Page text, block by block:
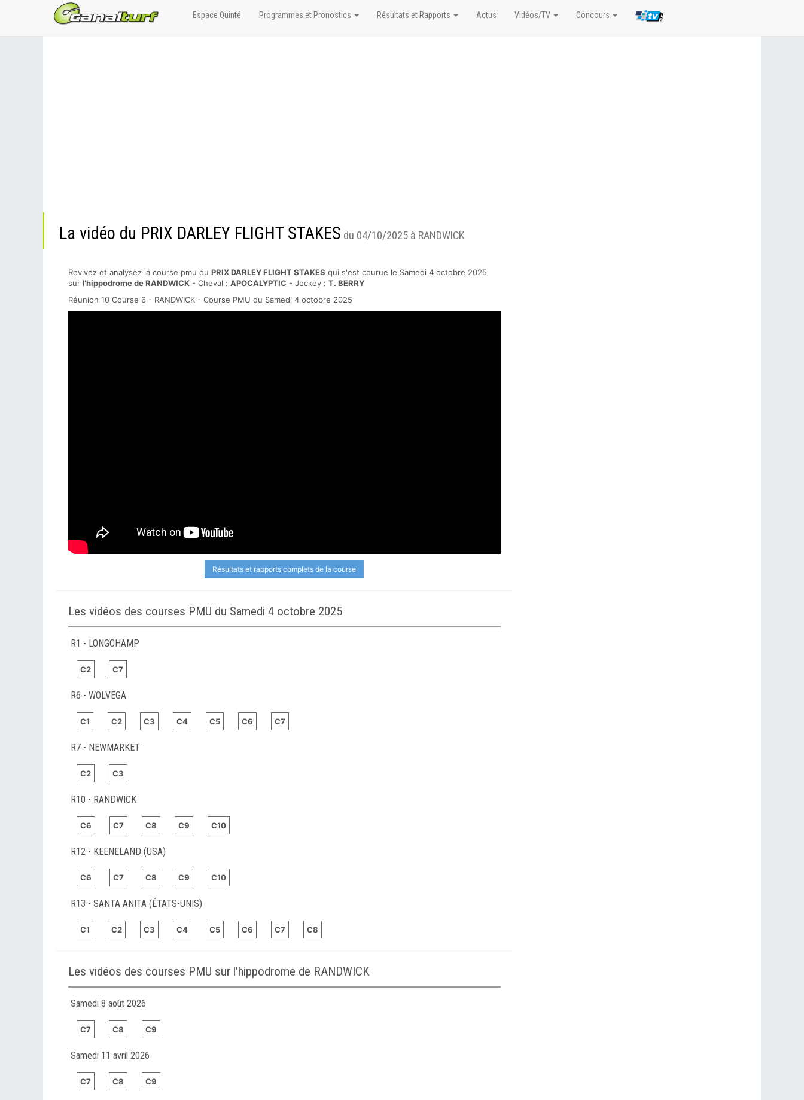
La vidéo du PRIX DARLEY FLIGHT STAKES du 04/10/2025 à RANDWICK
Revivez et analysez la course pmu du PRIX DARLEY FLIGHT STAKES qui s'est courue le Samedi 4 octobre 2025
sur l'hippodrome de RANDWICK - Cheval : APOCALYPTIC - Jockey : T. BERRY
Réunion 10 Course 6 - RANDWICK - Course PMU du Samedi 4 octobre 2025
Résultats et rapports complets de la course
Les vidéos des courses PMU du Samedi 4 octobre 2025
R1 - LONGCHAMP
C2 C7
R6 - WOLVEGA
C1 C2 C3 C4 C5 C6 C7
R7 - NEWMARKET
C2 C3
R10 - RANDWICK
C6 C7 C8 C9 C10
R12 - KEENELAND (USA)
C6 C7 C8 C9 C10
R13 - SANTA ANITA (ÉTATS-UNIS)
C1 C2 C3 C4 C5 C6 C7 C8
Les vidéos des courses PMU sur l'hippodrome de RANDWICK
Samedi 8 août 2026
C7 C8 C9
Samedi 11 avril 2026
C7 C8 C9
Espace Quinté Programmes et Pronostics Résultats et Rapports Actus Vidéos/TV Concours